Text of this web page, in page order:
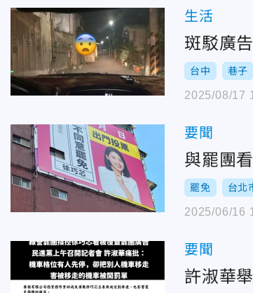
生活
斑駁廣
台中 巷子
2025/08/17
要聞
與罷團
罷免 台北
2025/06/16
要聞
許淑華